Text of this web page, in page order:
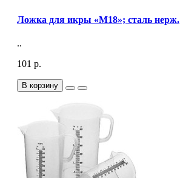
Ложка для икры «M18»; сталь нерж.
..
101 р.
В корзину